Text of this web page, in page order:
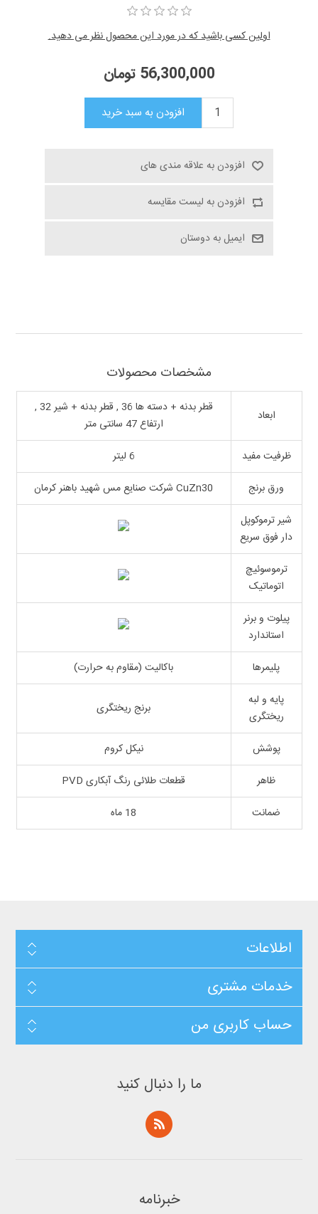
اولین کسی باشید که در مورد این محصول نظر می دهید.
56,300,000 تومان
مشخصات محصولات
ابعاد
قطر بدنه + دسته ها 36 , قطر بدنه + شیر 32 ,
ارتفاع 47 سانتی متر
ظرفیت مفید
6 لیتر
ورق برنج
CuZn30 شرکت صنایع مس شهید باهنر کرمان
شیر ترموکوپل
دار فوق سریع
ترموسوئیچ
اتوماتیک
پیلوت و برنر
استاندارد
پلیمرها
باکالیت (مقاوم به حرارت)
پایه و لبه
ریختگری
برنج ریختگری
پوشش
نیکل کروم
ظاهر
قطعات طلائی رنگ آبکاری PVD
ضمانت
18 ماه
اطلاعات
خدمات مشتری
حساب کاربری من
ما را دنبال کنید
خبرنامه